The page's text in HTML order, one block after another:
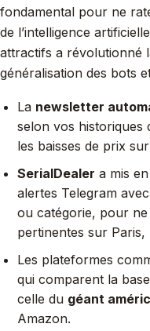
fondamental pour ne
de l’intelligence
attractifs a révolutionné
généralisation des bots
La newsletter
selon vos historiques
les baisses de prix
SerialDealer a mis
alertes Telegram
ou catégorie, pour
pertinentes sur
Les plateformes
qui comparent la
celle du géant
Amazon.